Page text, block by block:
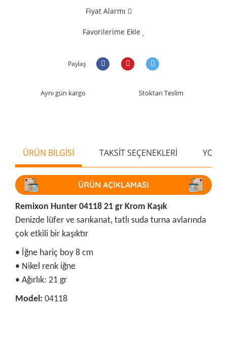
Fiyat Alarmı
Favorilerime Ekle
Paylaş
Aynı gün kargo Stoktan Teslim
ÜRÜN BİLGİSİ TAKSİT SEÇENEKLERİ
Remixon Hunter 04118 21 gr Krom Kaşık
Denizde lüfer ve sarıkanat, tatlı suda turna avlarında
çok etkili bir kaşıktır
• İğne hariç boy 8 cm
• Nikel renk iğne
• Ağırlık: 21 gr
Model: 04118